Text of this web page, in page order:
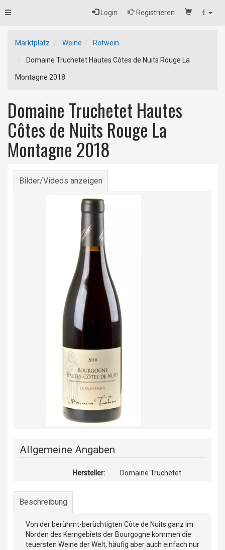
€
Login Registrieren
Toggle
Marktplatz Weine Rotwein
Domaine Truchetet Hautes Côtes de Nuits Rouge La
Montagne 2018
Domaine Truchetet Hautes
Côtes de Nuits Rouge La
Montagne 2018
Bilder/Videos anzeigen
Allgemeine Angaben
Hersteller: Domaine Truchetet
Beschreibung
Von der berühmt-berüchtigten Côte de Nuits ganz im
Norden des Kerngebiets der Bourgogne kommen die
teuersten Weine der Welt, häufig aber auch einfach nur